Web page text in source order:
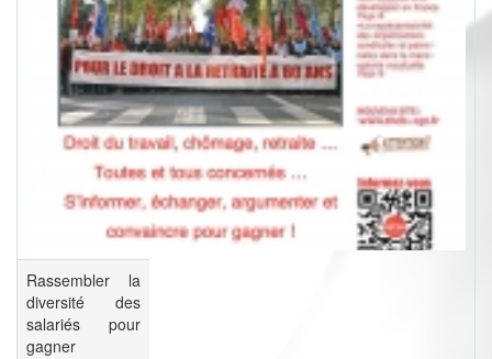
Rassembler la
diversité des
salariés pour
gagner